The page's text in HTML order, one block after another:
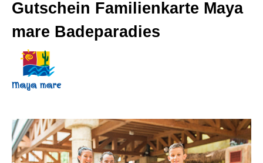
Gutschein Familienkarte Maya
mare Badeparadies